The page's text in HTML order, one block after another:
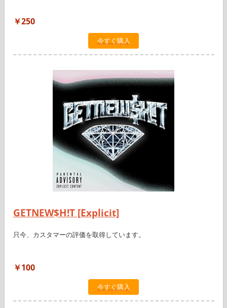
￥250
今すぐ購入
GETNEW$H!T [Explicit]
只今、カスタマーの評価を取得しています。
今すぐ購入